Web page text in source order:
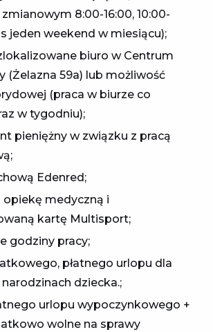
8:00-16:00, 10:00-
jeden weekend w miesiącu);
biuro w Centrum
(Żelazna 59a) lub możliwość
(praca w biurze co
w tygodniu);
pieniężny w związku z pracą
Edenred;
medyczną i
kartę Multisport;
godziny pracy;
płatnego urlopu dla
dziecka.;
urlopu wypoczynkowego +
wolne na sprawy